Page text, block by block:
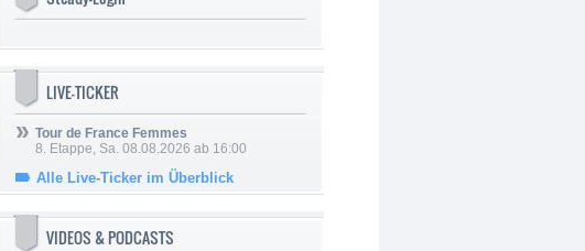
LIVE-TICKER
Tour de France Femmes
8. Etappe, Sa. 08.08.2026 ab 16:00
Alle Live-Ticker im Überblick
VIDEOS & PODCASTS